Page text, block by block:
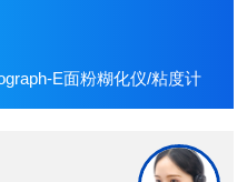
E面粉糊化仪/粘度计